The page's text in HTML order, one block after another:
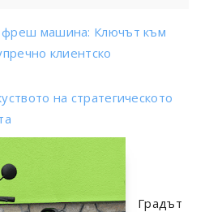
фреш машина: Ключът към
клиентско
на стратегическото
Градът